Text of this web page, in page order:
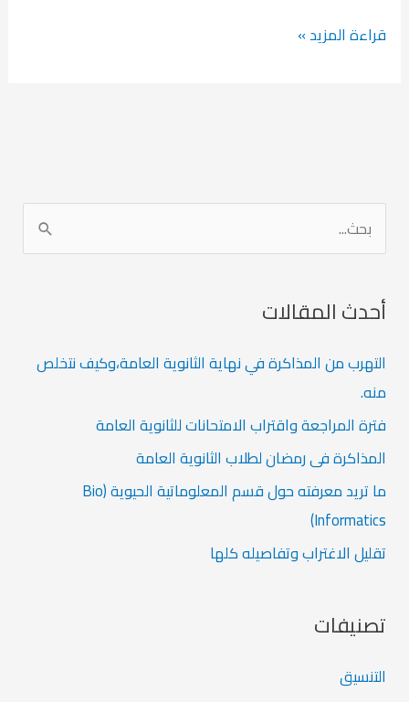
ما
الحيوية
(Bio
Informatics)
قراءة المزيد »
ح
ع
ن
:
أحدث المقالات
التهرب من المذاكرة في نهاية الثانوية العامة،وكيف نتخلص
منه.
فترة المراجعة واقتراب الامتحانات للثانوية العامة
المذاكرة فى رمضان لطلاب الثانوية العامة
ما تريد معرفته حول قسم المعلوماتية الحيوية (Bio
Informatics)
تقليل الاغتراب وتفاصيله كلها
تصنيفات
التنسيق